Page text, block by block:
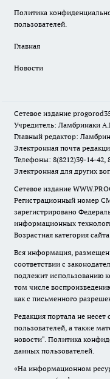
Политика
пользователей.
Главная
Новости
Сетевое издание
Учредитель: Ламбринаки
Главный редактор:
Электронная почта
Телефоны: 8(8212)39-14-42,
Электронная для других
Сетевое издание
Регистрационный номер
зарегистрировано
информационных
Возрастная категория
Вся информация,
соответствии с
подлежит использованию
том числе
как с письменного
Редакция портала не
пользователей, а также
новости". Политика
данных пользователей.
«На информационном